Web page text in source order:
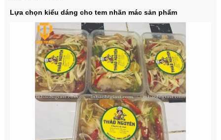
Lựa chọn kiểu dáng cho tem nhãn mác sản phẩm